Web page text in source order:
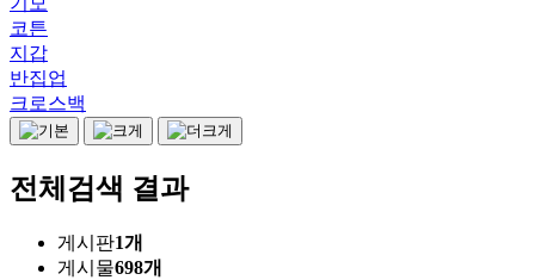
코튼
지갑
반집업
크로스백
전체검색 결과
게시판1개
게시물698개